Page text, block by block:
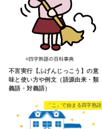
不言実行【ふげんじっこう】の意
味と使い方や例文（語源由来・類
義語・対義語）
「こ」で始まる四字熟語